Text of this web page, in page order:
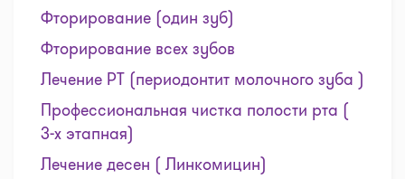
Фторирование (один зуб)
Фторирование всех зубов
Лечение РТ (периодонтит молочного зуба )
Профессиональная чистка полости рта (
3-х этапная)
Лечение десен ( Линкомицин)